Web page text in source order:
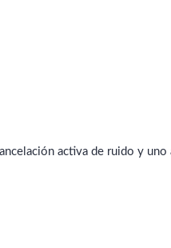
activa de ruido y uno